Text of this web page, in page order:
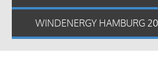
WINDENERGY HAMBURG